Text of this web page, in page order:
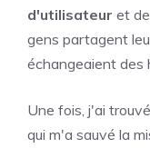
d'utilisateur et
gens partagent
échangeaient des
Une fois, j'ai
qui m'a sauvé la